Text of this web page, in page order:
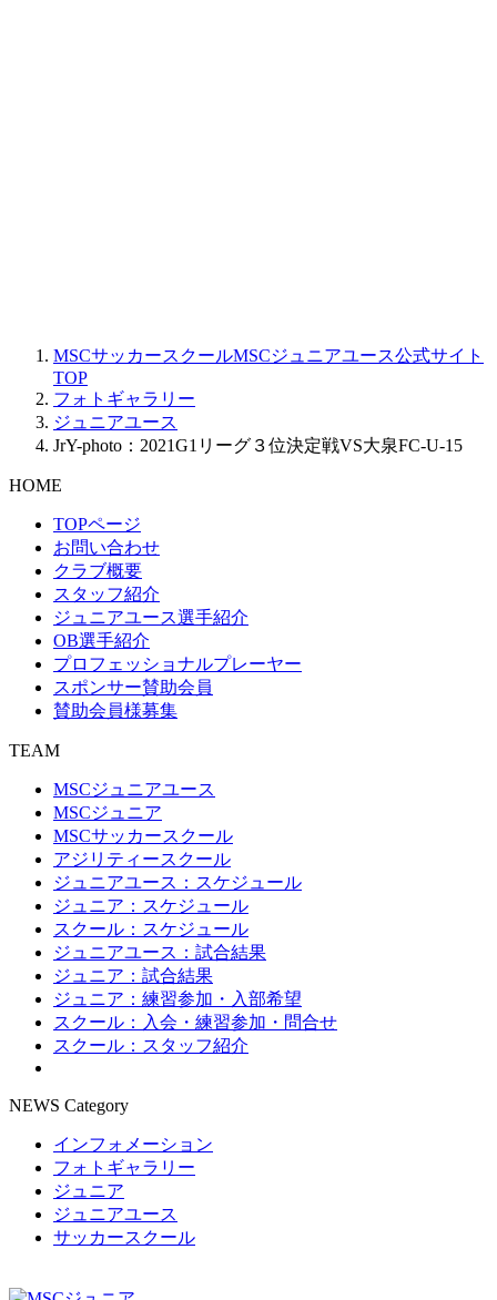
MSCサッカースクールMSCジュニアユース公式サイト
TOP
フォトギャラリー
ジュニアユース
JrY-photo：2021G1リーグ３位決定戦VS大泉FC-U-15
HOME
TOPページ
お問い合わせ
クラブ概要
スタッフ紹介
ジュニアユース選手紹介
OB選手紹介
プロフェッショナルプレーヤー
スポンサー賛助会員
賛助会員様募集
TEAM
MSCジュニアユース
MSCジュニア
MSCサッカースクール
アジリティースクール
ジュニアユース：スケジュール
ジュニア：スケジュール
スクール：スケジュール
ジュニアユース：試合結果
ジュニア：試合結果
ジュニア：練習参加・入部希望
スクール：入会・練習参加・問合せ
スクール：スタッフ紹介
NEWS Category
インフォメーション
フォトギャラリー
ジュニア
ジュニアユース
サッカースクール